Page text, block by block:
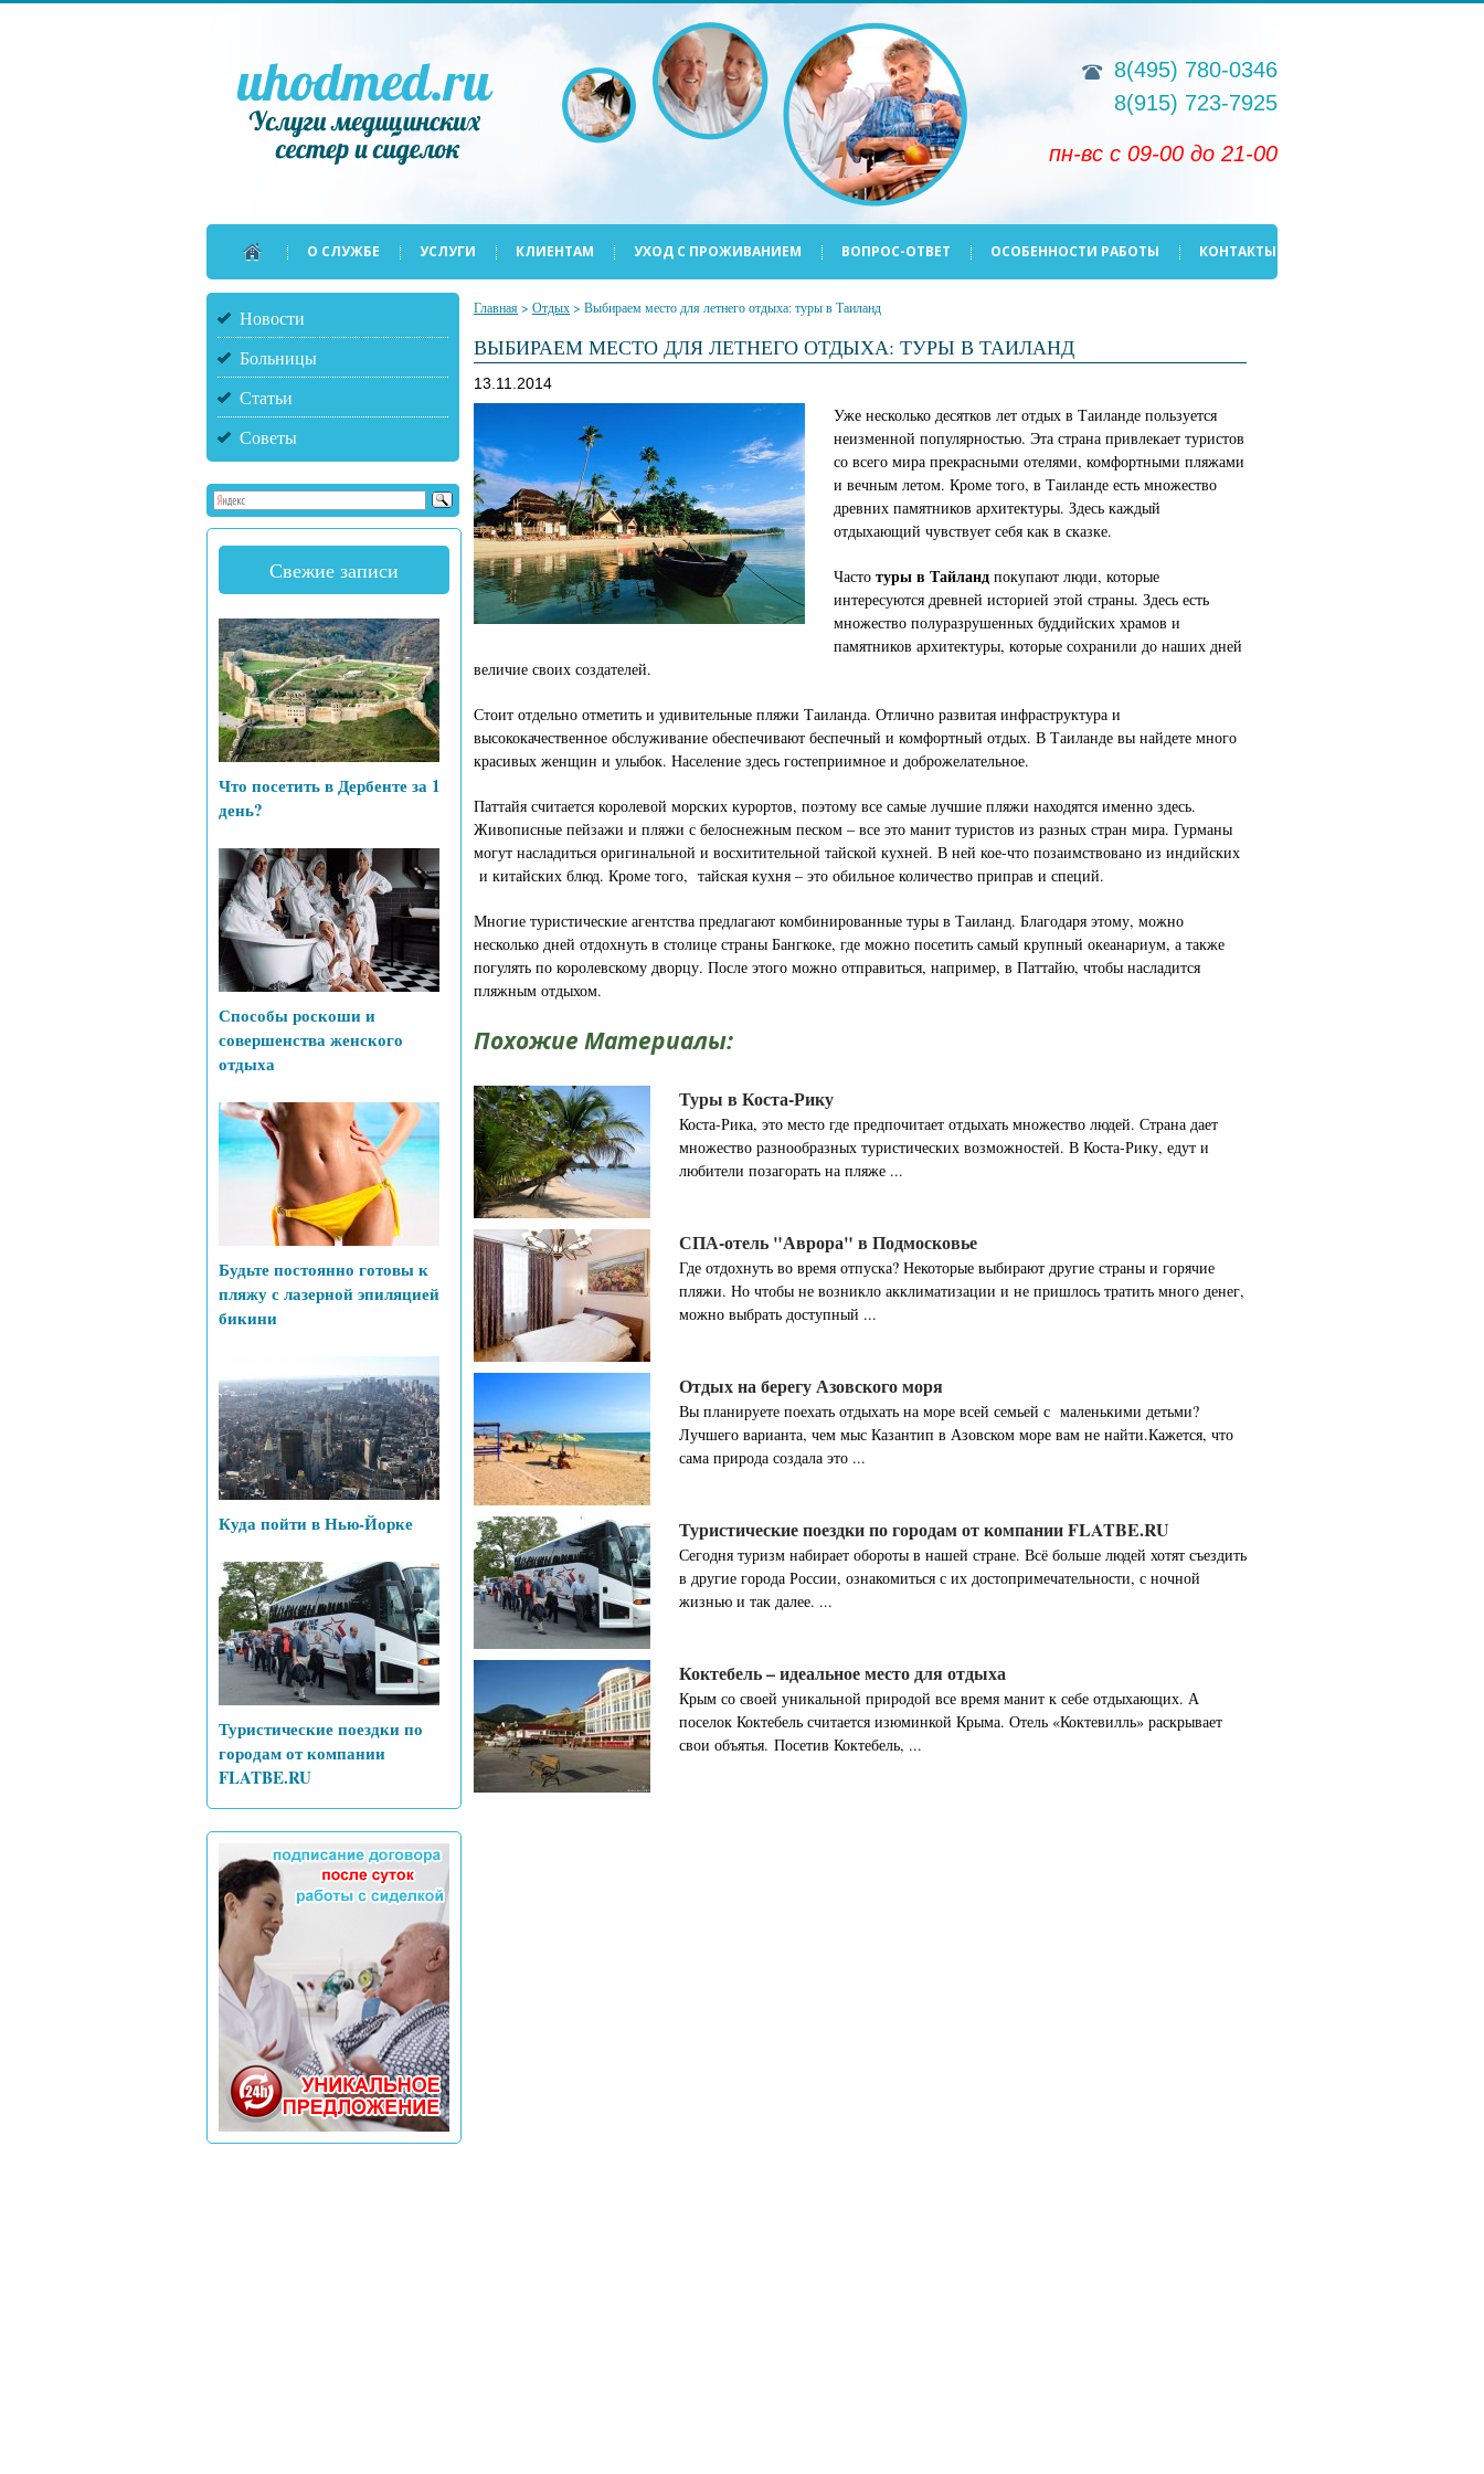
8(495) 780-0346
8(915) 723-7925
пн-вс с 09-00 до 21-00
О СЛУЖБЕ УСЛУГИ КЛИЕНТАМ УХОД С ПРОЖИВАНИЕМ ВОПРОС-ОТВЕТ ОСОБЕННОСТИ РАБОТЫ КОНТАКТЫ
Новости
Больницы
Статьи
Советы
Свежие записи
Что посетить в Дербенте за 1
день?
Способы роскоши и
совершенства женского
отдыха
Будьте постоянно готовы к
пляжу с лазерной эпиляцией
бикини
Куда пойти в Нью-Йорке
Туристические поездки по
городам от компании
FLATBE.RU
Главная> Отдых> Выбираем место для летнего отдыха: туры в Таиланд
ВЫБИРАЕМ МЕСТО ДЛЯ ЛЕТНЕГО ОТДЫХА: ТУРЫ В ТАИЛАНД
13.11.2014
Уже несколько десятков лет отдых в Таиланде пользуется
неизменной популярностью. Эта страна привлекает туристов
со всего мира прекрасными отелями, комфортными пляжами
и вечным летом. Кроме того, в Таиланде есть множество
древних памятников архитектуры. Здесь каждый
отдыхающий чувствует себя как в сказке.
Часто туры в Тайланд покупают люди, которые
интересуются древней историей этой страны. Здесь есть
множество полуразрушенных буддийских храмов и
памятников архитектуры, которые сохранили до наших дней
величие своих создателей.
Стоит отдельно отметить и удивительные пляжи Таиланда. Отлично развитая инфраструктура и
высококачественное обслуживание обеспечивают беспечный и комфортный отдых. В Таиланде вы найдете много
красивых женщин и улыбок. Население здесь гостеприимное и доброжелательное.
Паттайя считается королевой морских курортов, поэтому все самые лучшие пляжи находятся именно здесь.
Живописные пейзажи и пляжи с белоснежным песком – все это манит туристов из разных стран мира. Гурманы
могут насладиться оригинальной и восхитительной тайской кухней. В ней кое-что позаимствовано из индийских
и китайских блюд. Кроме того, тайская кухня – это обильное количество приправ и специй.
Многие туристические агентства предлагают комбинированные туры в Таиланд. Благодаря этому, можно
несколько дней отдохнуть в столице страны Бангкоке, где можно посетить самый крупный океанариум, а также
погулять по королевскому дворцу. После этого можно отправиться, например, в Паттайю, чтобы насладится
пляжным отдыхом.
Похожие Материалы:
Туры в Коста-Рику
Коста-Рика, это место где предпочитает отдыхать множество людей. Страна дает
множество разнообразных туристических возможностей. В Коста-Рику, едут и
любители позагорать на пляже ...
СПА-отель "Аврора" в Подмосковье
Где отдохнуть во время отпуска? Некоторые выбирают другие страны и горячие
пляжи. Но чтобы не возникло акклиматизации и не пришлось тратить много денег,
можно выбрать доступный ...
Отдых на берегу Азовского моря
Вы планируете поехать отдыхать на море всей семьей с маленькими детьми?
Лучшего варианта, чем мыс Казантип в Азовском море вам не найти.Кажется, что
сама природа создала это ...
Туристические поездки по городам от компании FLATBE.RU
Сегодня туризм набирает обороты в нашей стране. Всё больше людей хотят съездить
в другие города России, ознакомиться с их достопримечательности, с ночной
жизнью и так далее. ...
Коктебель – идеальное место для отдыха
Крым со своей уникальной природой все время манит к себе отдыхающих. А
поселок Коктебель считается изюминкой Крыма. Отель «Коктевилль» раскрывает
свои объятья. Посетив Коктебель, ...